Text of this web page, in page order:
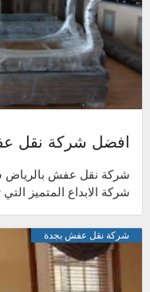
شركة الابداع المتميز
شركة نقل عفش بجدة